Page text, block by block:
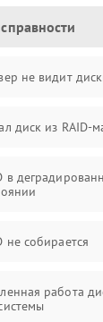
не видит
диск из RAID-
в
не собирается
работа